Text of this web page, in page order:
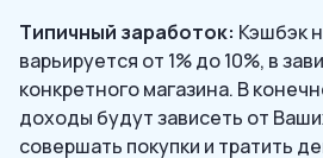
Типичный заработок: Кэшбэк
варьируется от 1% до 10%, в
конкретного магазина. В
доходы будут зависеть от
совершать покупки и тратить